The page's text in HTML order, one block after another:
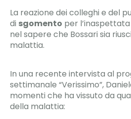
La reazione dei colleghi e del
di sgomento per
nel sapere che Bossari sia
malattia.
In una recente intervista al
settimanale “Verissimo”,
momenti che ha vissuto da
della malattia: